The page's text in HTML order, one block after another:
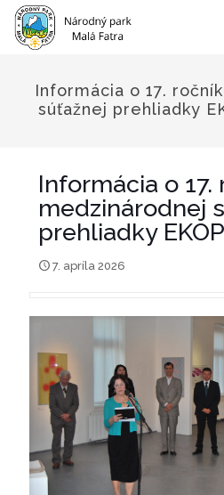
Informácia o 17.
súťažnej prehliadky
Informácia o 17.
medzinárodnej
prehliadky
7. apríla 2026